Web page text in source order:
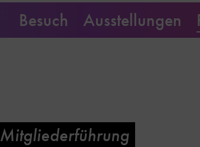
Besuch Ausstellungen
Mitgliederführung